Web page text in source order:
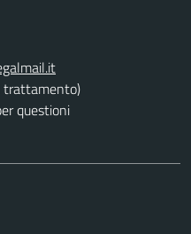
trattamento)
questioni